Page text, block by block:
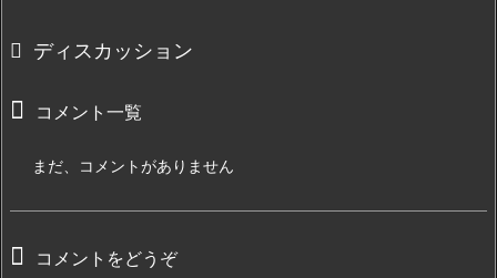
ディスカッション
コメント一覧
まだ、コメントがありません
コメントをどうぞ